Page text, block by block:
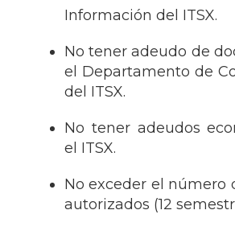
Información del ITSX.
No tener adeudo de
el Departamento de
del ITSX.
No tener adeudos
el ITSX.
No exceder el número
autorizados (12